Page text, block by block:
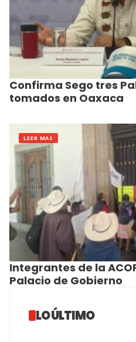
Confirma Sego tres
tomados en Oaxaca
LEER MAS
Integrantes de la
Palacio de Gobierno
LO ÚLTIMO